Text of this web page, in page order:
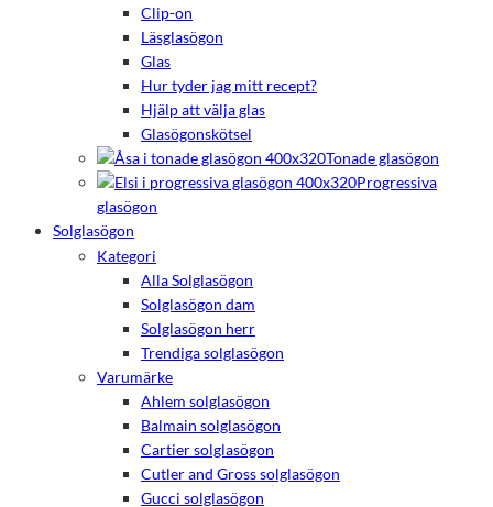
Clip-on
Läsglasögon
Glas
Hur tyder jag mitt recept?
Hjälp att välja glas
Glasögonskötsel
Tonade glasögon
Progressiva
glasögon
Solglasögon
Kategori
Alla Solglasögon
Solglasögon dam
Solglasögon herr
Trendiga solglasögon
Varumärke
Ahlem solglasögon
Balmain solglasögon
Cartier solglasögon
Cutler and Gross solglasögon
Gucci solglasögon